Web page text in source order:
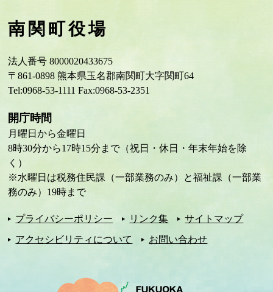
南関町役場
法人番号 8000020433675
〒861-0898 熊本県玉名郡南関町大字関町64
Tel:0968-53-1111 Fax:0968-53-2351
開庁時間
月曜日から金曜日
8時30分から17時15分まで（祝日・休日・年末年始を除
く）
※水曜日は税務住民課（一部業務のみ）と福祉課（一部業
務のみ）19時まで
プライバシーポリシー リンク集
サイトマップ
アクセシビリティについて
お問い合わせ